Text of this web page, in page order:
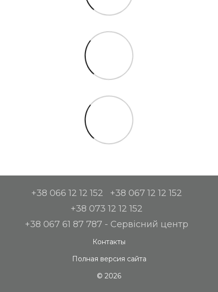
+38 066 12 12 152
+38 067 12 12 152
+38 073 12 12 152
+38 067 61 87 787 - Сервісний центр
Контакты
Полная версия сайта
© 2026